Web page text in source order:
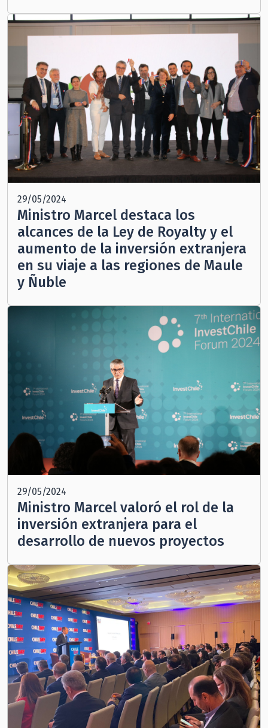
29/05/2024
Ministro Marcel destaca los
alcances de la Ley de Royalty y el
aumento de la inversión extranjera
en su viaje a las regiones de Maule
y Ñuble
29/05/2024
Ministro Marcel valoró el rol de la
inversión extranjera para el
desarrollo de nuevos proyectos